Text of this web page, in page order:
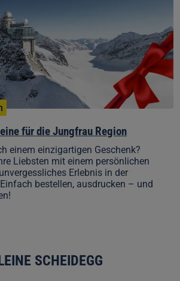
für die Jungfrau Region
einem einzigartigen Geschenk?
Liebsten mit einem persönlichen
Erlebnis in der
bestellen, ausdrucken – und
SCHEIDEGG